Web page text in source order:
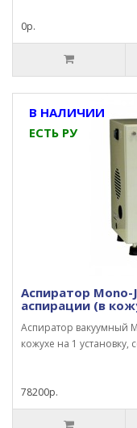
0р.
Аспиратор
аспирации (в
Аспиратор вакуумный
кожухе на 1 установку,
78200р.
В НАЛИЧИИ
ЕСТЬ РУ